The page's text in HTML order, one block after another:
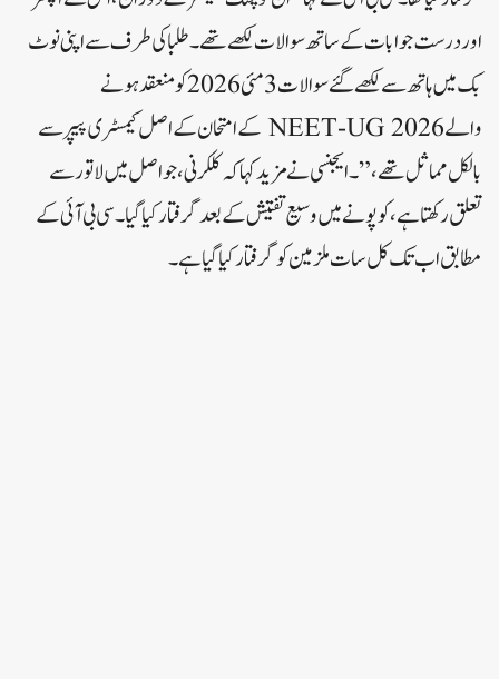
اور درست جوابات کے ساتھ سوالات لکھے تھے۔ طلبا کی طرف سے اپنی نوٹ
بک میں ہاتھ سے لکھے گئے سوالات 3 مئی 2026 کو منعقد ہونے
والے NEET-UG 2026 کے امتحان کے اصل کیمسٹری پیپر سے
بالکل مماثل تھے،” ۔ایجنسی نے مزید کہا کہ کلکرنی، جو اصل میں لاتور سے
تعلق رکھتا ہے، کو پونے میں وسیع تفتیش کے بعد گرفتار کیا گیا ۔سی بی آئی کے
مطابق اب تک کل سات ملزمین کو گرفتار کیا گیا ہے۔